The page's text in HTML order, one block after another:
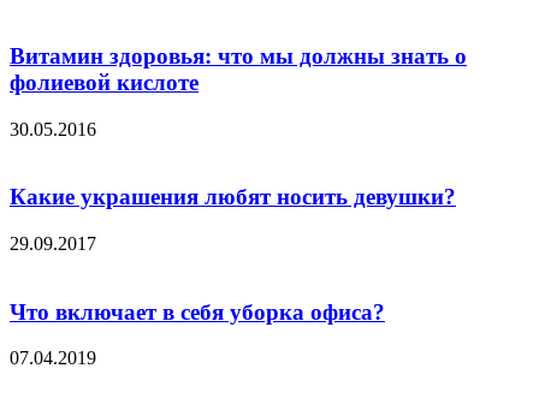
Витамин здоровья: что мы должны знать о
фолиевой кислоте
30.05.2016
Какие украшения любят носить девушки?
29.09.2017
Что включает в себя уборка офиса?
07.04.2019